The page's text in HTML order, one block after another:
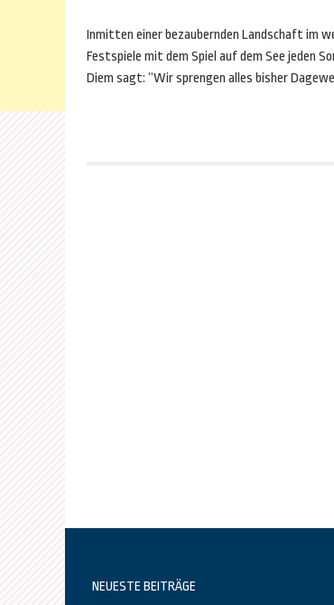
Inmitten einer bezaubernden Landschaft im
Festspiele mit dem Spiel auf dem See jeden
Diem sagt: “Wir sprengen alles bisher
NEUESTE BEITRÄGE